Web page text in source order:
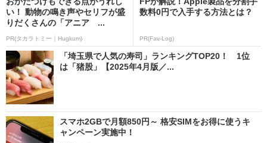
い！ 動物の鳴き声やセリフが盛
りだくさんの「アニア ...
PR(タカラトミー｜Hugkum)
数料0円で入手する方法とは？
PR(Fav-Log)
「埼玉県で人気の寿司」ランキングTOP20！ 1位
は「猪股」【2025年4月版／...
スマホ2GBで月額850円～ 格安SIMをお得に使うキ
ャンペーン実施中！